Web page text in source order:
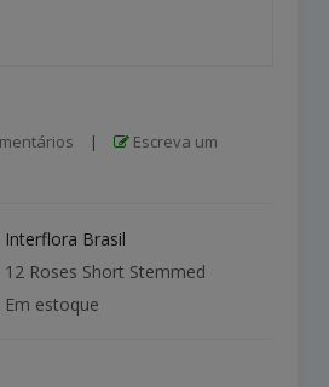
|
Escreva um
Interflora Brasil
12 Roses Short Stemmed
Em estoque